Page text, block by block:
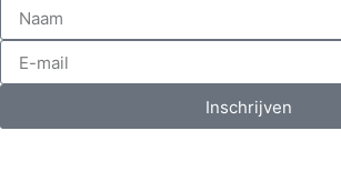
Inschrijven